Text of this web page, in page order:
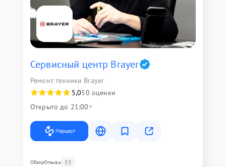
Сервисный центр Brayer
Ремонт техники Brayer
5,050 оценки
Открыто до 21:00
Маршрут
ОбзорОтзывы 55